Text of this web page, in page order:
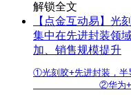
解锁全文
【点金互动易】光
集中在先进封装领
加、销售规模提升
①光刻胶+先进封装，半
②华为+高